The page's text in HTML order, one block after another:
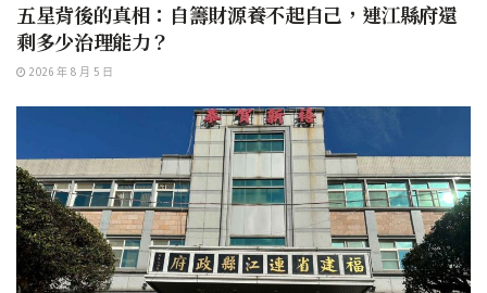
五星背後的真相：自籌財源養不起自己，連江縣府還
剩多少治理能力？
2026 年 8 月 5 日